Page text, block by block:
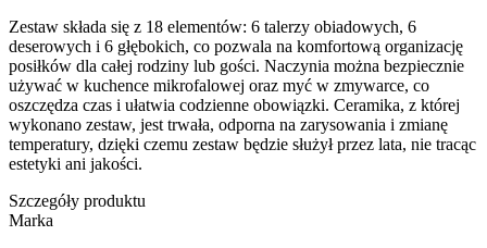
Zestaw składa się z 18 elementów: 6 talerzy obiadowych, 6
deserowych i 6 głębokich, co pozwala na komfortową organizację
posiłków dla całej rodziny lub gości. Naczynia można bezpiecznie
używać w kuchence mikrofalowej oraz myć w zmywarce, co
oszczędza czas i ułatwia codzienne obowiązki. Ceramika, z której
wykonano zestaw, jest trwała, odporna na zarysowania i zmianę
temperatury, dzięki czemu zestaw będzie służył przez lata, nie tracąc
estetyki ani jakości.
Szczegóły produktu
Marka